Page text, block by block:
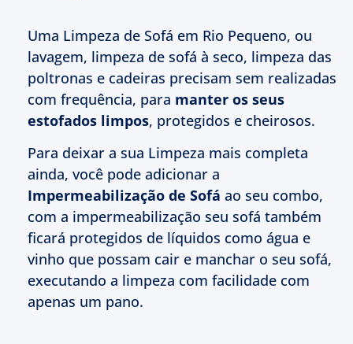
Uma Limpeza de Sofá em Rio Pequeno, ou
lavagem, limpeza de sofá à seco, limpeza das
poltronas e cadeiras precisam sem realizadas
com frequência, para manter os seus
estofados limpos, protegidos e cheirosos.
Para deixar a sua Limpeza mais completa
ainda, você pode adicionar a
Impermeabilização de Sofá ao seu combo,
com a impermeabilização seu sofá também
ficará protegidos de líquidos como água e
vinho que possam cair e manchar o seu sofá,
executando a limpeza com facilidade com
apenas um pano.